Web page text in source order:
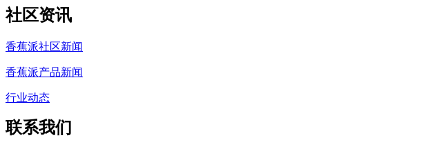
社区资讯
香蕉派社区新闻
香蕉派产品新闻
行业动态
联系我们